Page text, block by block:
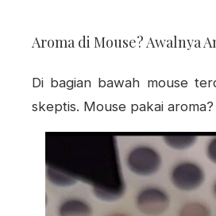
Aroma di Mouse? Awalnya
Di bagian bawah mouse
skeptis. Mouse pakai